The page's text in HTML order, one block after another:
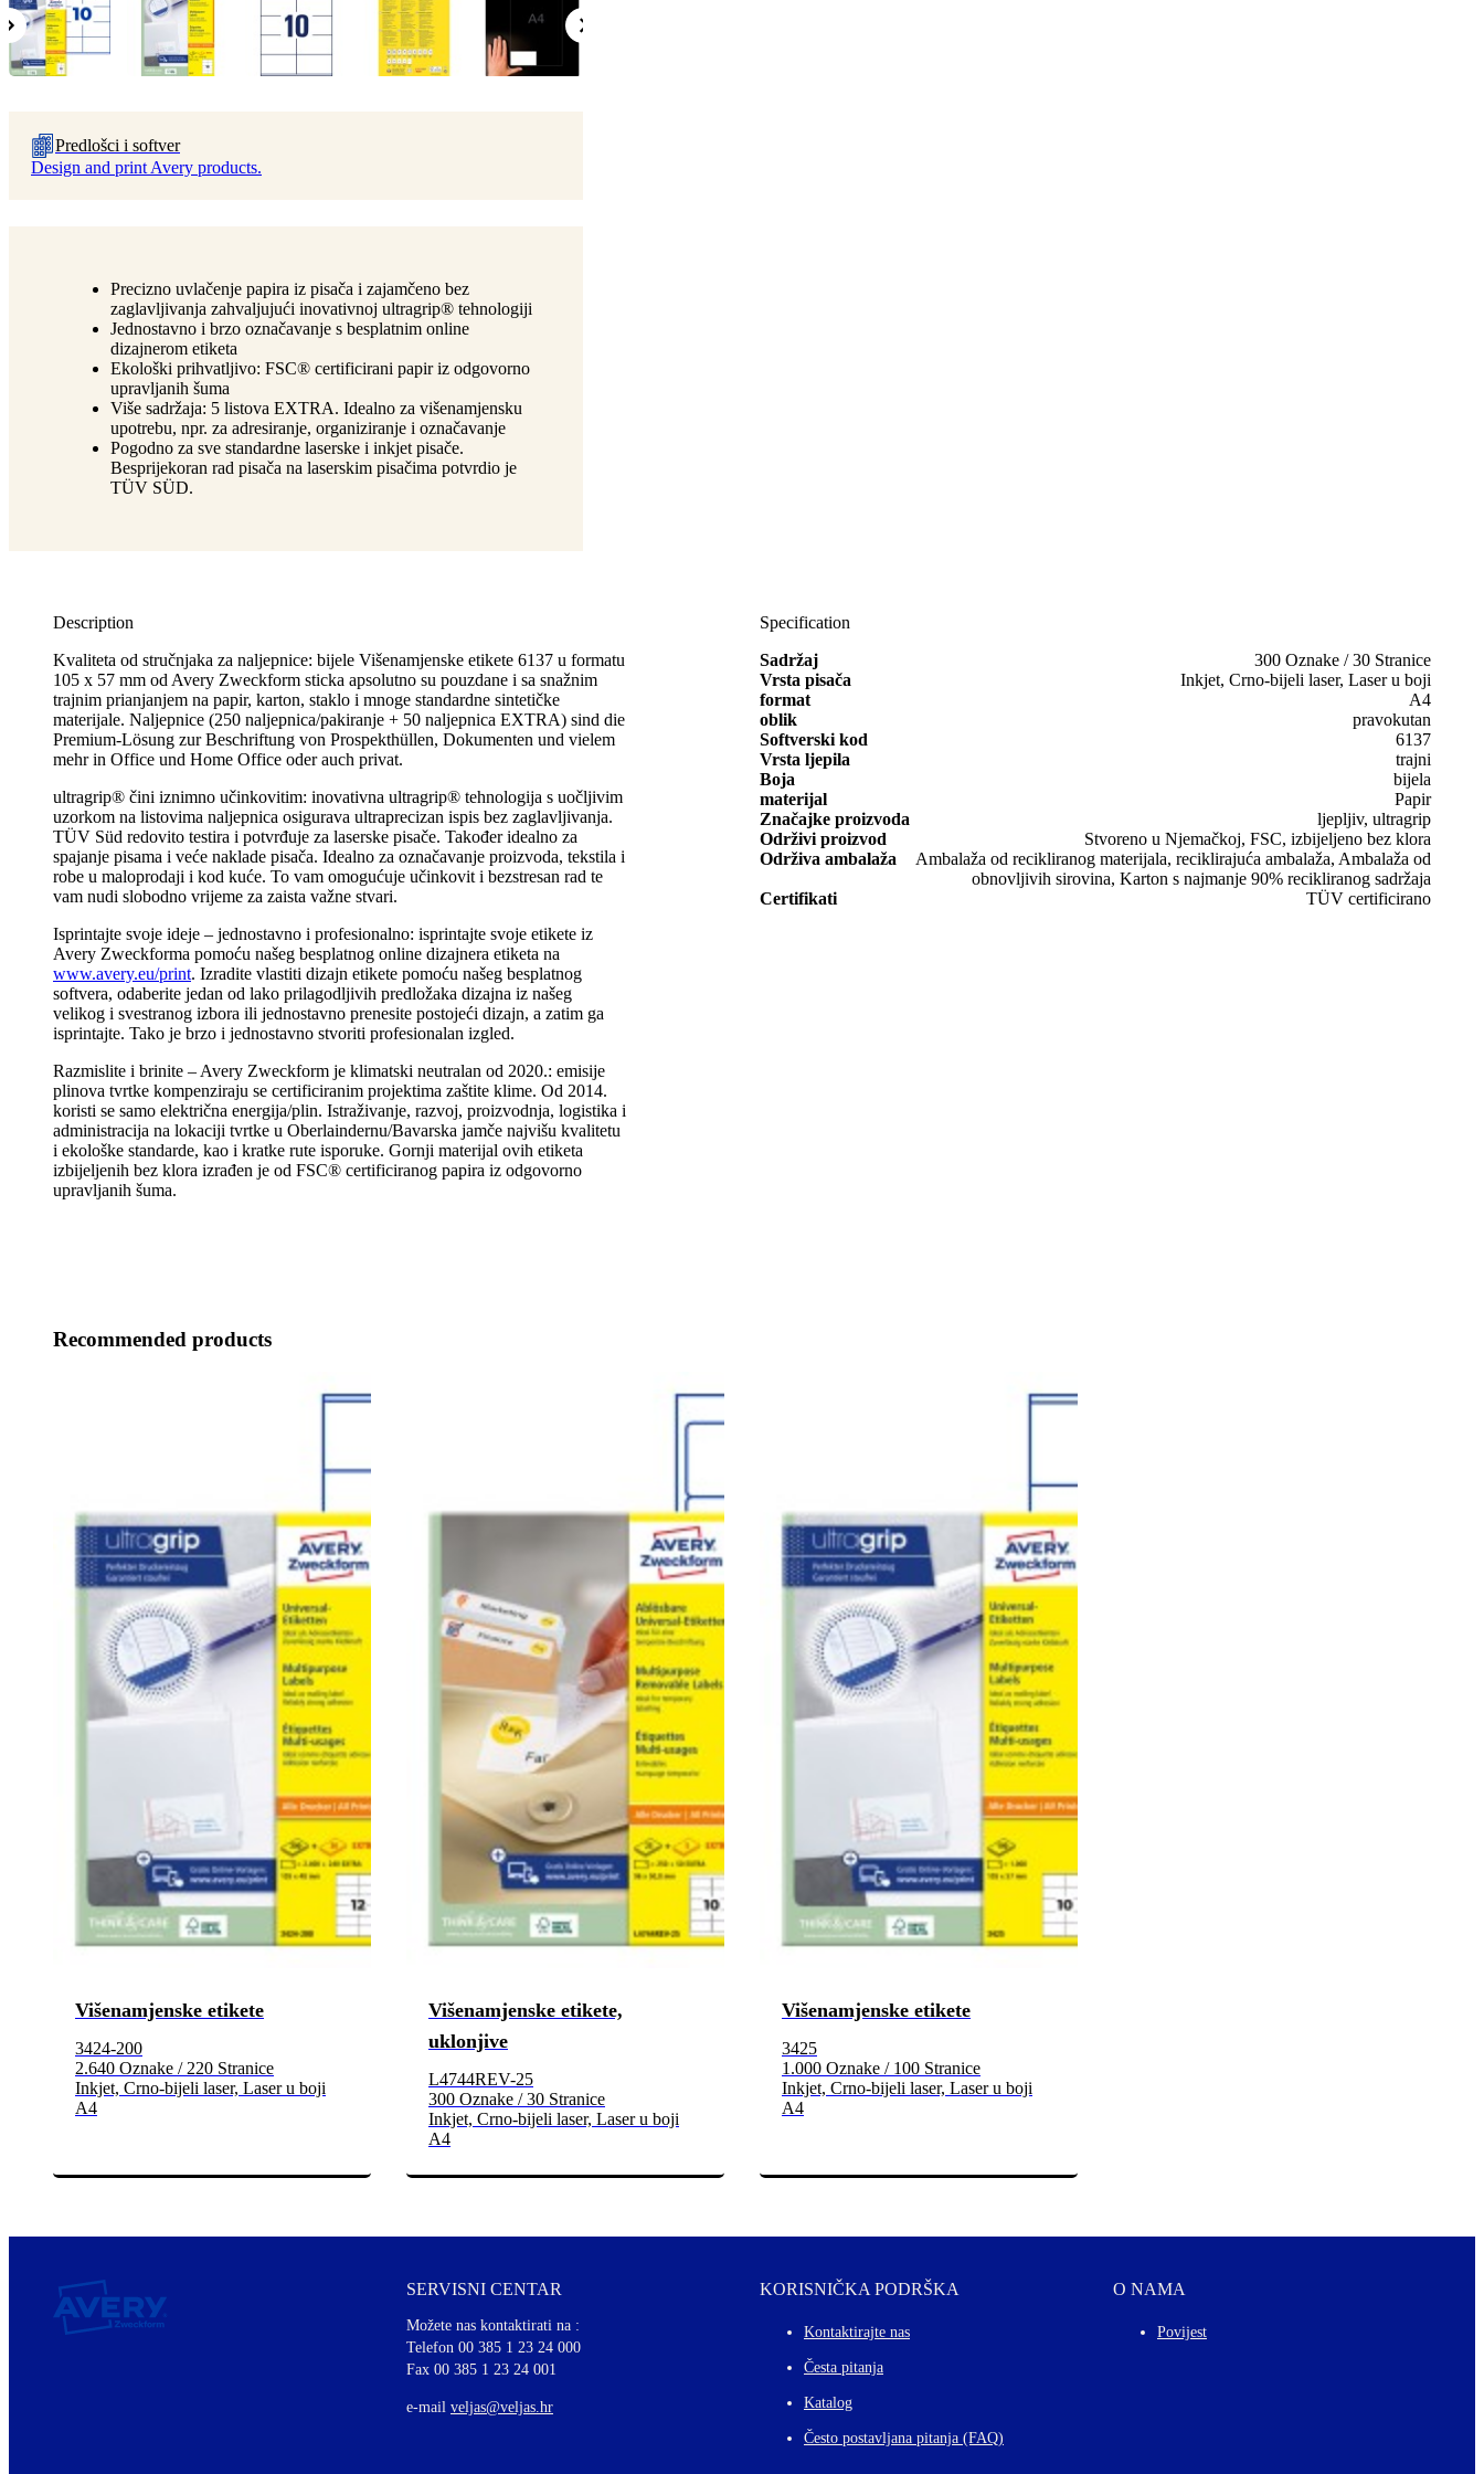
Predlošci i softver
Design and print Avery products.
Precizno uvlačenje papira iz pisača i zajamčeno bez
zaglavljivanja zahvaljujući inovativnoj ultragrip® tehnologiji
Jednostavno i brzo označavanje s besplatnim online
dizajnerom etiketa
Ekološki prihvatljivo: FSC® certificirani papir iz odgovorno
upravljanih šuma
Više sadržaja: 5 listova EXTRA. Idealno za višenamjensku
upotrebu, npr. za adresiranje, organiziranje i označavanje
Pogodno za sve standardne laserske i inkjet pisače.
Besprijekoran rad pisača na laserskim pisačima potvrdio je
TÜV SÜD.
Description
Kvaliteta od stručnjaka za naljepnice: bijele Višenamjenske etikete 6137 u formatu
105 x 57 mm od Avery Zweckform sticka apsolutno su pouzdane i sa snažnim
trajnim prianjanjem na papir, karton, staklo i mnoge standardne sintetičke
materijale. Naljepnice (250 naljepnica/pakiranje + 50 naljepnica EXTRA) sind die
Premium-Lösung zur Beschriftung von Prospekthüllen, Dokumenten und vielem
mehr in Office und Home Office oder auch privat.
ultragrip® čini iznimno učinkovitim: inovativna ultragrip® tehnologija s uočljivim
uzorkom na listovima naljepnica osigurava ultraprecizan ispis bez zaglavljivanja.
TÜV Süd redovito testira i potvrđuje za laserske pisače. Također idealno za
spajanje pisama i veće naklade pisača. Idealno za označavanje proizvoda, tekstila i
robe u maloprodaji i kod kuće. To vam omogućuje učinkovit i bezstresan rad te
vam nudi slobodno vrijeme za zaista važne stvari.
Isprintajte svoje ideje – jednostavno i profesionalno: isprintajte svoje etikete iz
Avery Zweckforma pomoću našeg besplatnog online dizajnera etiketa na
www.avery.eu/print. Izradite vlastiti dizajn etikete pomoću našeg besplatnog
softvera, odaberite jedan od lako prilagodljivih predložaka dizajna iz našeg
velikog i svestranog izbora ili jednostavno prenesite postojeći dizajn, a zatim ga
isprintajte. Tako je brzo i jednostavno stvoriti profesionalan izgled.
Razmislite i brinite – Avery Zweckform je klimatski neutralan od 2020.: emisije
plinova tvrtke kompenziraju se certificiranim projektima zaštite klime. Od 2014.
koristi se samo električna energija/plin. Istraživanje, razvoj, proizvodnja, logistika i
administracija na lokaciji tvrtke u Oberlaindernu/Bavarska jamče najvišu kvalitetu
i ekološke standarde, kao i kratke rute isporuke. Gornji materijal ovih etiketa
izbijeljenih bez klora izrađen je od FSC® certificiranog papira iz odgovorno
upravljanih šuma.
Specification
Sadržaj
300 Oznake / 30 Stranice
Vrsta pisača
Inkjet, Crno-bijeli laser, Laser u boji
format
A4
oblik
pravokutan
Softverski kod
6137
Vrsta ljepila
trajni
Boja
bijela
materijal
Papir
Značajke proizvoda
ljepljiv, ultragrip
Održivi proizvod
Stvoreno u Njemačkoj, FSC, izbijeljeno bez klora
Održiva ambalaža
Ambalaža od recikliranog materijala, reciklirajuća ambalaža, Ambalaža od
obnovljivih sirovina, Karton s najmanje 90% recikliranog sadržaja
Certifikati
TÜV certificirano
Recommended products
Višenamjenske etikete
3424-200
2.640 Oznake / 220 Stranice
Inkjet, Crno-bijeli laser, Laser u boji
A4
Višenamjenske etikete,
uklonjive
L4744REV-25
300 Oznake / 30 Stranice
Inkjet, Crno-bijeli laser, Laser u boji
A4
Višenamjenske etikete
3425
1.000 Oznake / 100 Stranice
Inkjet, Crno-bijeli laser, Laser u boji
A4
SERVISNI CENTAR
Možete nas kontaktirati na :
Telefon 00 385 1 23 24 000
Fax 00 385 1 23 24 001
e-mail veljas@veljas.hr
KORISNIČKA PODRŠKA
Kontaktirajte nas
Česta pitanja
Katalog
Često postavljana pitanja (FAQ)
O NAMA
Povijest